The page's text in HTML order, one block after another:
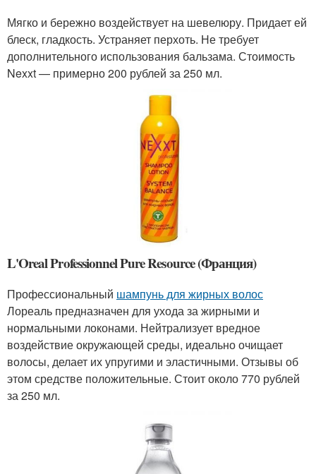
Мягко и бережно воздействует на шевелюру. Придает ей
блеск, гладкость. Устраняет перхоть. Не требует
дополнительного использования бальзама. Стоимость
Nexxt — примерно 200 рублей за 250 мл.
L'Oreal Professionnel Pure Resource (Франция)
Профессиональный шампунь для жирных волос
Лореаль предназначен для ухода за жирными и
нормальными локонами. Нейтрализует вредное
воздействие окружающей среды, идеально очищает
волосы, делает их упругими и эластичными. Отзывы об
этом средстве положительные. Стоит около 770 рублей
за 250 мл.